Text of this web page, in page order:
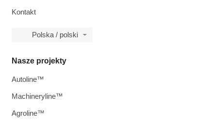
Kontakt
Polska / polski
Nasze projekty
Autoline™
Machineryline™
Agroline™